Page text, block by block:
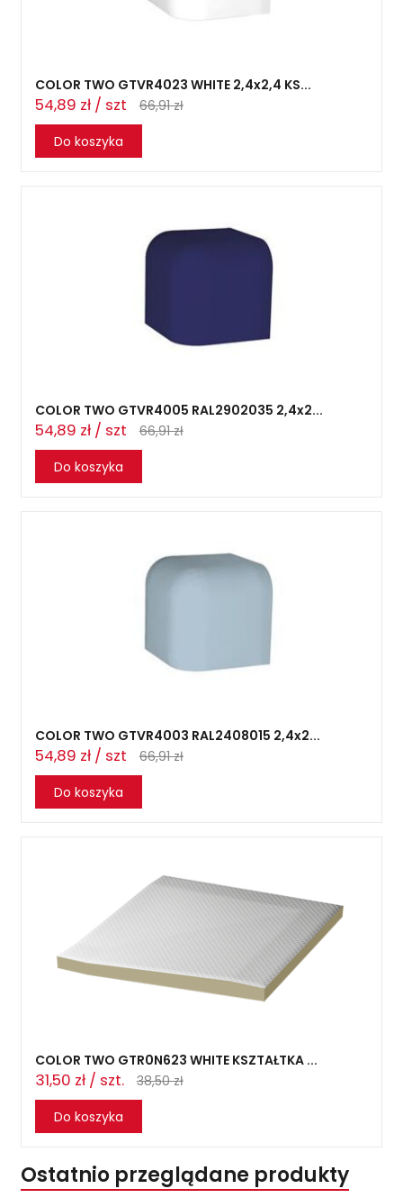
COLOR TWO GTVR4023 WHITE 2,4x2,4 KS...
54,89 zł / szt
66,91 zł
Do koszyka
COLOR TWO GTVR4005 RAL2902035 2,4x2...
54,89 zł / szt
66,91 zł
Do koszyka
COLOR TWO GTVR4003 RAL2408015 2,4x2...
54,89 zł / szt
66,91 zł
Do koszyka
COLOR TWO GTR0N623 WHITE KSZTAŁTKA ...
31,50 zł / szt.
38,50 zł
Do koszyka
Ostatnio przeglądane produkty